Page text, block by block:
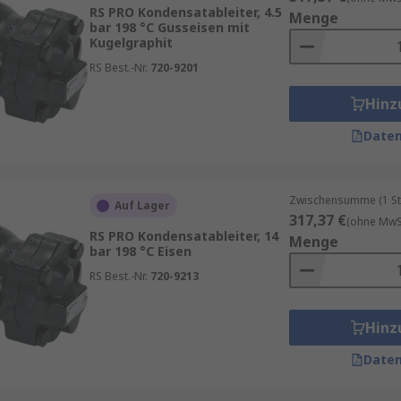
die Unterseite der Scheibe erreicht, ist seine
schließt. Das Ventil bleibt geschlossen, bis der
der Entladezyklus.
Dampfsystem und die Notwendigkeit zum Ableiten
RS PRO Kondensatableiter, 4.5
bar 198 °C Gusseisen mit
Kugelgraphit
RS Best.-Nr. 720-9201
Menge
Auf Lager
RS PRO Kondensatableiter, 14
bar 198 °C Eisen
RS Best.-Nr. 720-9213
Zwischensumme (1
317,37 €(ohne
Menge